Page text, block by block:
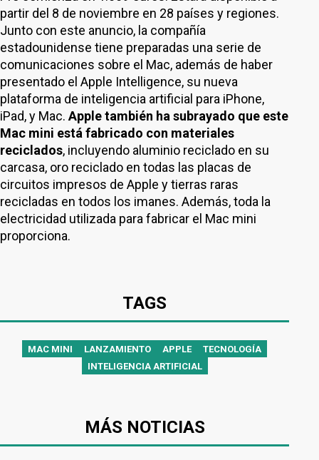
partir del 8 de noviembre en 28 países y regiones.
Junto con este anuncio, la compañía
estadounidense tiene preparadas una serie de
comunicaciones sobre el Mac, además de haber
presentado el Apple Intelligence, su nueva
plataforma de inteligencia artificial para iPhone,
iPad, y Mac. Apple también ha subrayado que este
Mac mini está fabricado con materiales
reciclados, incluyendo aluminio reciclado en su
carcasa, oro reciclado en todas las placas de
circuitos impresos de Apple y tierras raras
recicladas en todos los imanes. Además, toda la
electricidad utilizada para fabricar el Mac mini
proporciona.
TAGS
MAC MINI LANZAMIENTO APPLE
TECNOLOGÍA
INTELIGENCIA ARTIFICIAL
MÁS NOTICIAS